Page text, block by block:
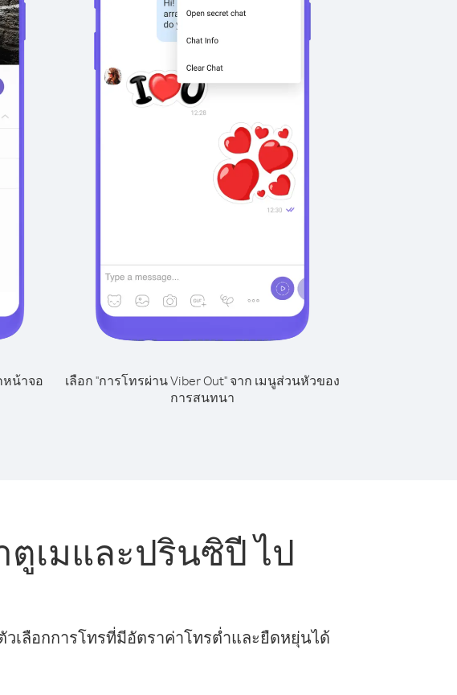
หน้าจอ
เลือก "การโทรผ่าน Viber Out" จาก เมนูส่วนหัวของ
การสนทนา
ตูเมและปรินซิปี ไป
เลือกการโทรที่มีอัตราค่าโทรต่ำและยืดหยุ่นได้